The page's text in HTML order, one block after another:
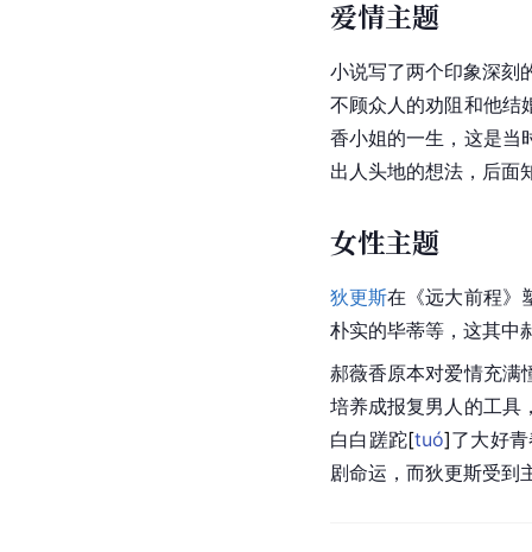
爱情主题
小说写了两个印象深刻
不顾众人的劝阻和他结
香小姐的一生，这是当
出人头地的想法，后面
女性主题
狄更斯在《远大前程》
朴实的毕蒂等，这其中
郝薇香原本对爱情充满
培养成报复男人的工具
白白蹉跎[tuó]了大好
剧命运，而狄更斯受到